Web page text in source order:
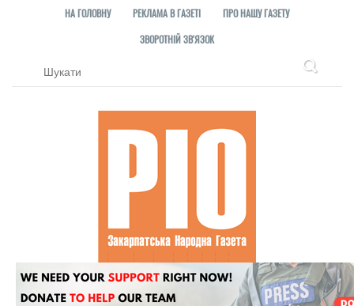
НА ГОЛОВНУ РЕКЛАМА В ГАЗЕТІ
ПРО НАШУ ГАЗЕТУ
ЗВОРОТНІЙ ЗВ'ЯЗОК